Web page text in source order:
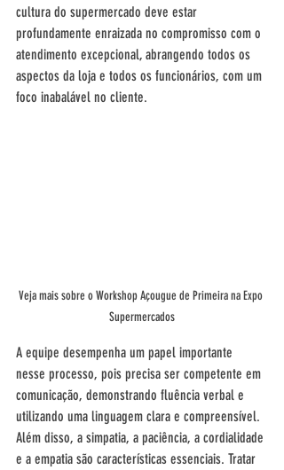
cultura do supermercado deve estar
profundamente enraizada no compromisso com o
atendimento excepcional, abrangendo todos os
aspectos da loja e todos os funcionários, com um
foco inabalável no cliente.
Veja mais sobre o Workshop Açougue de Primeira na Expo
Supermercados
A equipe desempenha um papel importante
nesse processo, pois precisa ser competente em
comunicação, demonstrando fluência verbal e
utilizando uma linguagem clara e compreensível.
Além disso, a simpatia, a paciência, a cordialidade
e a empatia são características essenciais. Tratar